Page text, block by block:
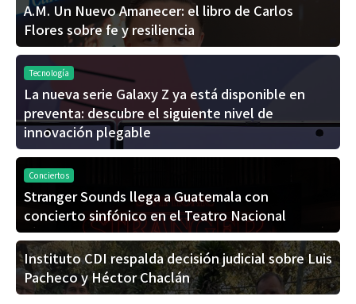
A.M. Un Nuevo Amanecer: el libro de Carlos
Flores sobre fe y resiliencia
Tecnología
La nueva serie Galaxy Z ya está disponible en
preventa: descubre el siguiente nivel de
innovación plegable
Conciertos
Stranger Sounds llega a Guatemala con
concierto sinfónico en el Teatro Nacional
Instituto CDI respalda decisión judicial sobre Luis
Pacheco y Héctor Chaclán